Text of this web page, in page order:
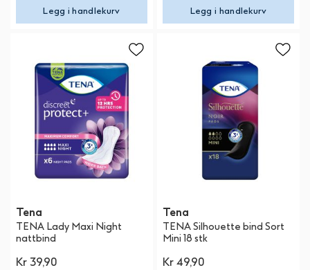
Legg i handlekurv Legg i handlekurv
Tena
TENA Lady Maxi Night
nattbind
Kr 39,90
Tena
TENA Silhouette bind Sort
Mini 18 stk
Kr 49,90